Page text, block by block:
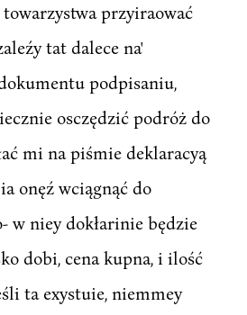
przyiraować
tat dalece na'
podpisaniu,
osczędzić podróż do
mi na piśmie deklaracyą
onęź wciągnąć do
w niey dokłarinie będzie
dobi, cena kupna, i ilość
ta exystuie, niemmey